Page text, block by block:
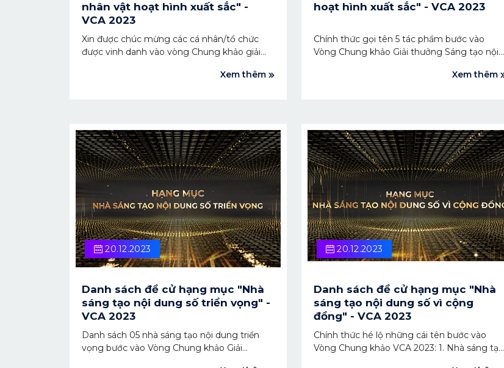
nhân vật hoạt hình xuất sắc" -
VCA 2023
Xin được chúc mừng các cá nhân/tổ chức
được vinh danh vào vòng Chung khảo giải
- Vietnam Digital Content Creation Award
Xem thêm
hoạt hình xuất sắc" - VCA 2023
Chính thức gọi tên 5 tác phẩm bước vào
Vòng Chung khảo Giải thưởng Sáng tạo nội
"Phim hoạt hình xuất sắc". Hãy chờ đón xem
Xem thêm
20.12.2023
Danh sách đề cử hạng mục "Nhà
sáng tạo nội dung số triển vọng" -
VCA 2023
Danh sách 05 nhà sáng tạo nội dung triển
vọng bước vào Vòng Chung khảo Giải
20.12.2023
Danh sách đề cử hạng mục "Nhà
sáng tạo nội dung số vì cộng
đồng" - VCA 2023
Chính thức hé lộ những cái tên bước vào
Vòng Chung khảo VCA 2023: 1. Nhà sáng tạo